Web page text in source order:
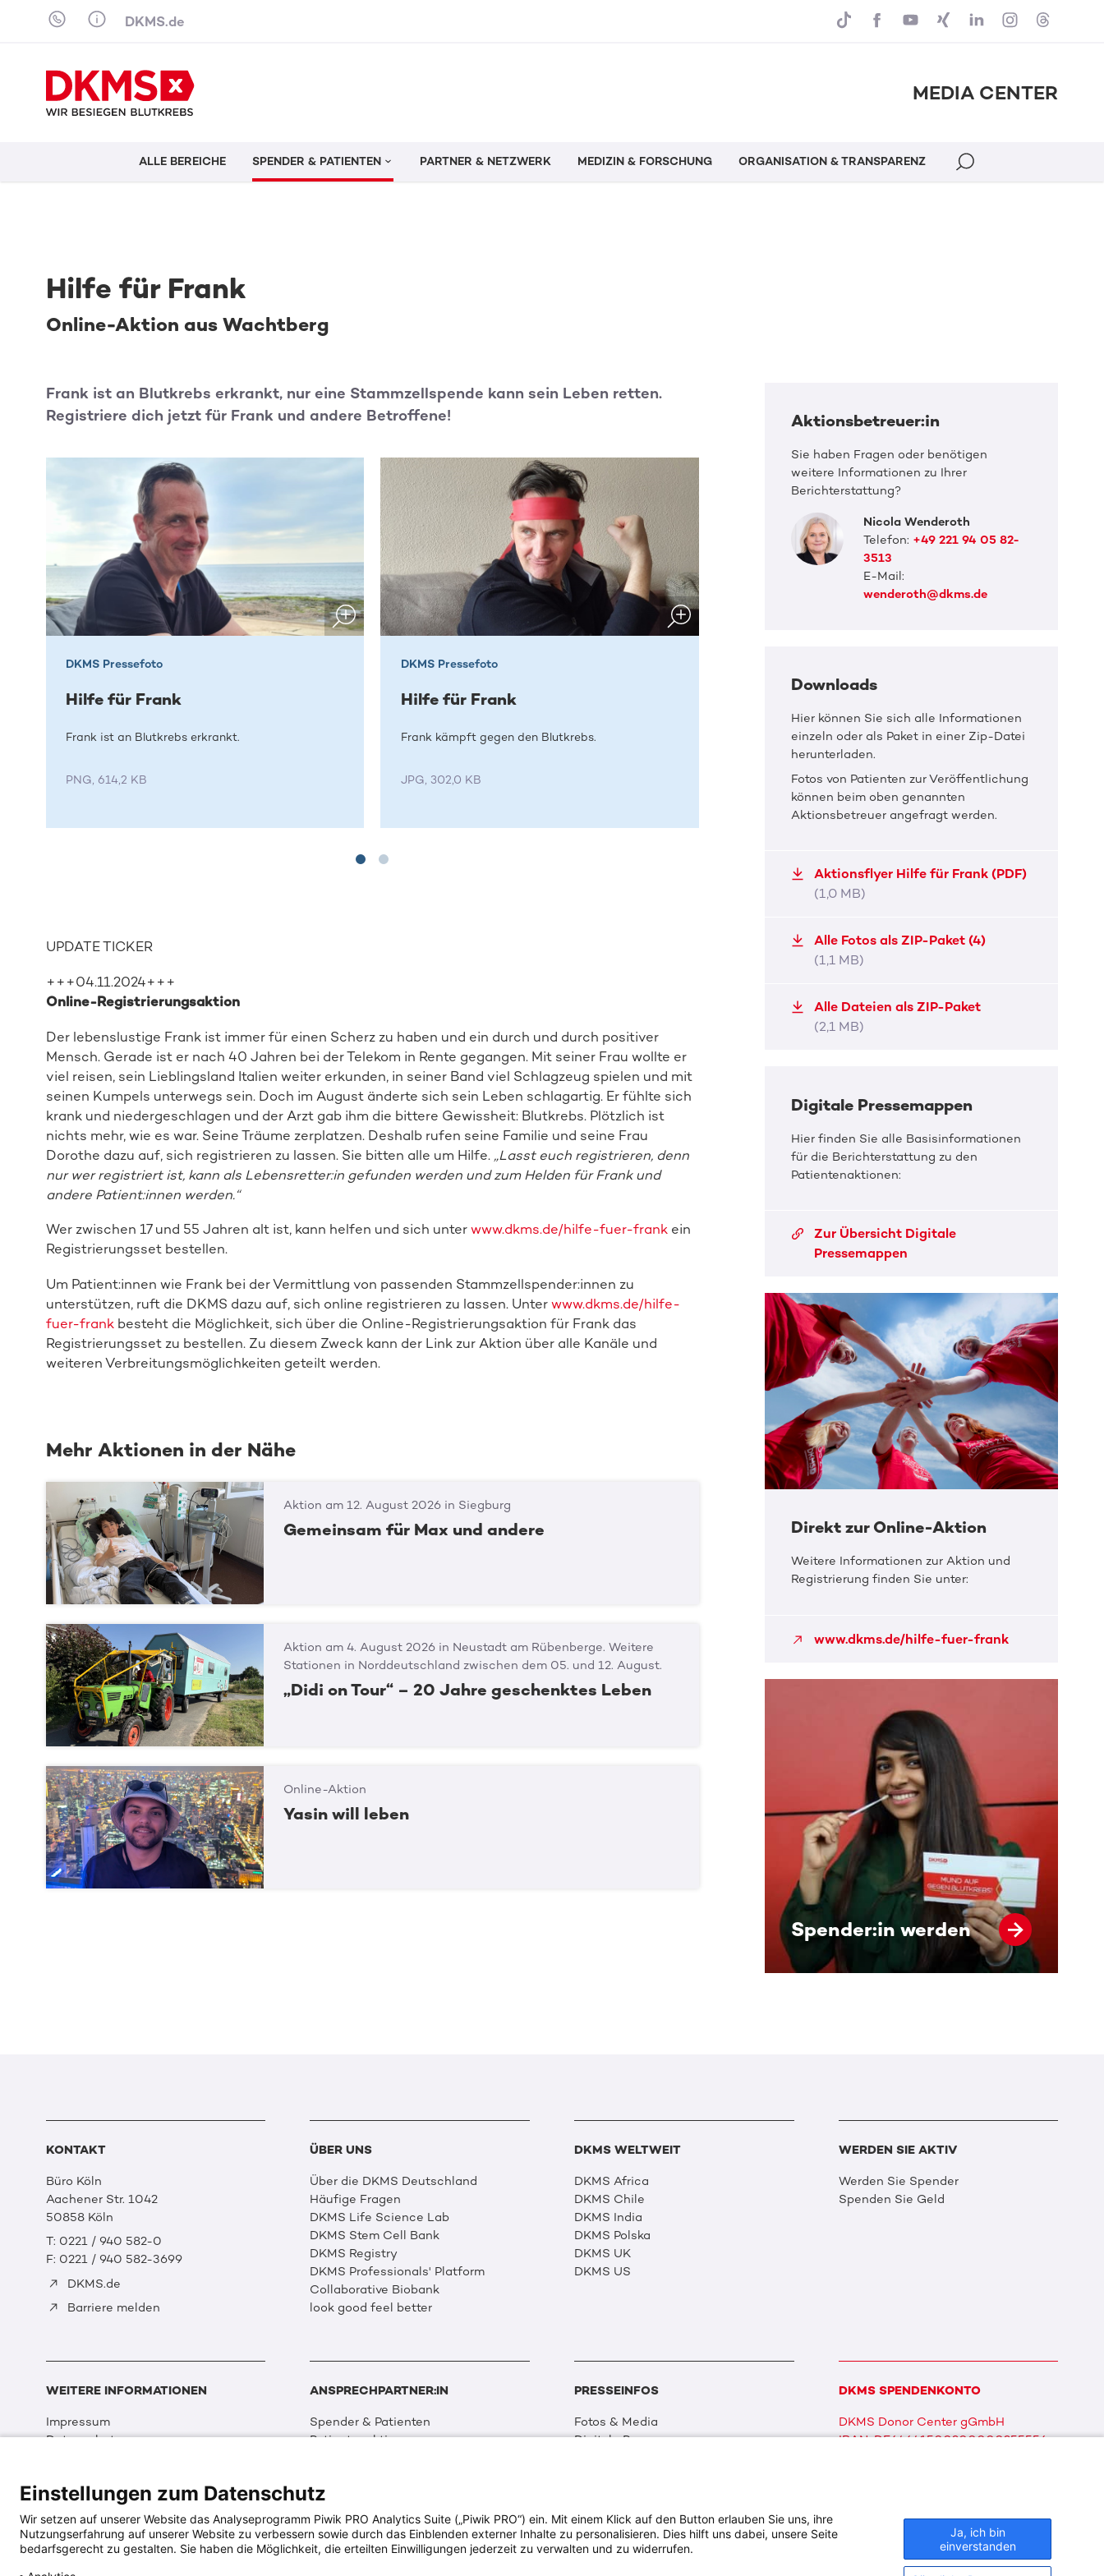
Skip to content
DKMS.de
MEDIA CENTER
ALLE BEREICHE SPENDER & PATIENTEN PARTNER & NETZWERK MEDIZIN & FORSCHUNG ORGANISATION & TRANSPARENZ
Hilfe für Frank
Online-Aktion aus Wachtberg
Frank ist an Blutkrebs erkrankt, nur eine Stammzellspende kann sein Leben retten.
Registriere dich jetzt für Frank und andere Betroffene!
DKMS Pressefoto
Hilfe für Frank
Frank ist an Blutkrebs erkrankt.
PNG, 614,2 KB
DKMS Pressefoto
Hilfe für Frank
Frank kämpft gegen den Blutkrebs.
JPG, 302,0 KB
Frank möchte gerne Italien bereisen.
JPG, 190,3 KB
UPDATE TICKER
+++04.11.2024+++
Online-Registrierungsaktion
Der lebenslustige Frank ist immer für einen Scherz zu haben und ein durch und durch positiver
Mensch. Gerade ist er nach 40 Jahren bei der Telekom in Rente gegangen. Mit seiner Frau wollte er
viel reisen, sein Lieblingsland Italien weiter erkunden, in seiner Band viel Schlagzeug spielen und mit
seinen Kumpels unterwegs sein. Doch im August änderte sich sein Leben schlagartig. Er fühlte sich
krank und niedergeschlagen und der Arzt gab ihm die bittere Gewissheit: Blutkrebs. Plötzlich ist
nichts mehr, wie es war. Seine Träume zerplatzen. Deshalb rufen seine Familie und seine Frau
Dorothe dazu auf, sich registrieren zu lassen. Sie bitten alle um Hilfe. „Lasst euch registrieren, denn
nur wer registriert ist, kann als Lebensretter:in gefunden werden und zum Helden für Frank und
andere Patient:innen werden.“
Wer zwischen 17 und 55 Jahren alt ist, kann helfen und sich unter www.dkms.de/hilfe-fuer-frankein
Registrierungsset bestellen.
Um Patient:innen wie Frank bei der Vermittlung von passenden Stammzellspender:innen zu
unterstützen, ruft die DKMS dazu auf, sich online registrieren zu lassen. Unter www.dkms.de/hilfe-
fuer-frank besteht die Möglichkeit, sich über die Online-Registrierungsaktion für Frank das
Registrierungsset zu bestellen. Zu diesem Zweck kann der Link zur Aktion über alle Kanäle und
weiteren Verbreitungsmöglichkeiten geteilt werden.
Mehr Aktionen in der Nähe
Aktion am 12. August 2026 in Siegburg
Gemeinsam für Max und andere
Aktion am 4. August 2026 in Neustadt am Rübenberge. Weitere
Stationen in Norddeutschland zwischen dem 05. und 12. August.
„Didi on Tour“ – 20 Jahre geschenktes Leben
Online-Aktion
Yasin will leben
Aktionsbetreuer:in
Sie haben Fragen oder benötigen
weitere Informationen zu Ihrer
Berichterstattung?
Nicola Wenderoth
Telefon: +49 221 94 05 82-
3513
E-Mail:
wenderoth@dkms.de
Downloads
Hier können Sie sich alle Informationen
einzeln oder als Paket in einer Zip-Datei
herunterladen.
Fotos von Patienten zur Veröffentlichung
können beim oben genannten
Aktionsbetreuer angefragt werden.
Aktionsflyer Hilfe für Frank (PDF)
(1,0 MB)
Alle Fotos als ZIP-Paket (4)
(1,1 MB)
Alle Dateien als ZIP-Paket
(2,1 MB)
Digitale Pressemappen
Hier finden Sie alle Basisinformationen
für die Berichterstattung zu den
Patientenaktionen:
Zur Übersicht Digitale
Pressemappen
Direkt zur Online-Aktion
Direkt zur Online-Aktion
Weitere Informationen zur Aktion und
Registrierung finden Sie unter:
www.dkms.de/hilfe-fuer-frank
Spender:in werden
Spender:in werden
KONTAKT
Büro Köln
Aachener Str. 1042
50858 Köln
T: 0221 / 940 582-0
F: 0221 / 940 582-3699
DKMS.de
Barriere melden
ÜBER UNS
Über die DKMS Deutschland
Häufige Fragen
DKMS Life Science Lab
DKMS Stem Cell Bank
DKMS Registry
DKMS Professionals' Platform
Collaborative Biobank
look good feel better
DKMS WELTWEIT
DKMS Africa
DKMS Chile
DKMS India
DKMS Polska
DKMS UK
DKMS US
WERDEN SIE AKTIV
Werden Sie Spender
Spenden Sie Geld
WEITERE INFORMATIONEN
Impressum
Datenschutz
Erklärung zur Barrierefreiheit
ANSPRECHPARTNER:IN
Spender & Patienten
Patientenaktionen
Event
Medizin & Forschung
Organisation & Transparenz
DKMS Weltweit
PRESSEINFOS
Fotos & Media
Digitale Pressemappen
DKMS SPENDENKONTO
DKMS Donor Center gGmbH
IBAN: DE64641500200000255556
Einstellungen zum Datenschutz
Wir setzen auf unserer Website das Analyseprogramm Piwik PRO Analytics Suite („Piwik PRO“) ein. Mit einem Klick auf den Button erlauben Sie uns, ihre
Nutzungserfahrung auf unserer Website zu verbessern sowie durch das Einblenden externer Inhalte zu personalisieren. Dies hilft uns dabei, unsere Seite
bedarfsgerecht zu gestalten. Sie haben die Möglichkeit, die erteilten Einwilligungen jederzeit zu verwalten und zu widerrufen.
Ja, ich bin
einverstanden